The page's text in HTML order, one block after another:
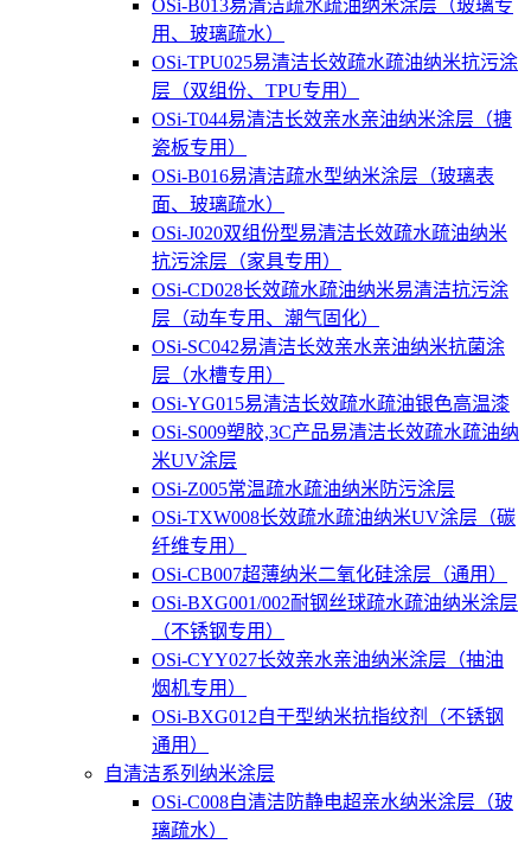
OSi-B013易清洁疏水疏油纳米涂层（玻璃专
用、玻璃疏水）
OSi-TPU025易清洁长效疏水疏油纳米抗污涂
层（双组份、TPU专用）
OSi-T044易清洁长效亲水亲油纳米涂层（搪
瓷板专用）
OSi-B016易清洁疏水型纳米涂层（玻璃表
面、玻璃疏水）
OSi-J020双组份型易清洁长效疏水疏油纳米
抗污涂层（家具专用）
OSi-CD028长效疏水疏油纳米易清洁抗污涂
层（动车专用、潮气固化）
OSi-SC042易清洁长效亲水亲油纳米抗菌涂
层（水槽专用）
OSi-YG015易清洁长效疏水疏油银色高温漆
OSi-S009塑胶,3C产品易清洁长效疏水疏油纳
米UV涂层
OSi-Z005常温疏水疏油纳米防污涂层
OSi-TXW008长效疏水疏油纳米UV涂层（碳
纤维专用）
OSi-CB007超薄纳米二氧化硅涂层（通用）
OSi-BXG001/002耐钢丝球疏水疏油纳米涂层
（不锈钢专用）
OSi-CYY027长效亲水亲油纳米涂层（抽油
烟机专用）
OSi-BXG012自干型纳米抗指纹剂（不锈钢
通用）
自清洁系列纳米涂层
OSi-C008自清洁防静电超亲水纳米涂层（玻
璃疏水）